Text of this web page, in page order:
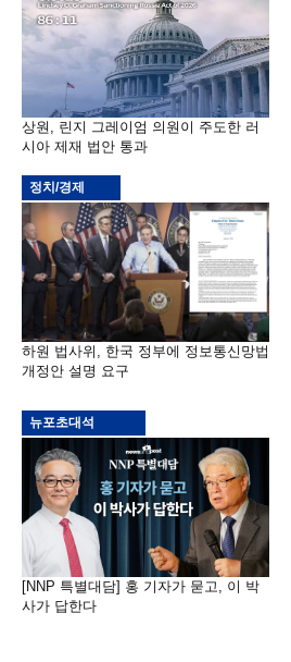
상원, 린지 그레이엄 의원이 주도한 러
시아 제재 법안 통과
정치/경제
하원 법사위, 한국 정부에 정보통신망법
개정안 설명 요구
뉴포초대석
[NNP 특별대담] 홍 기자가 묻고, 이 박
사가 답한다